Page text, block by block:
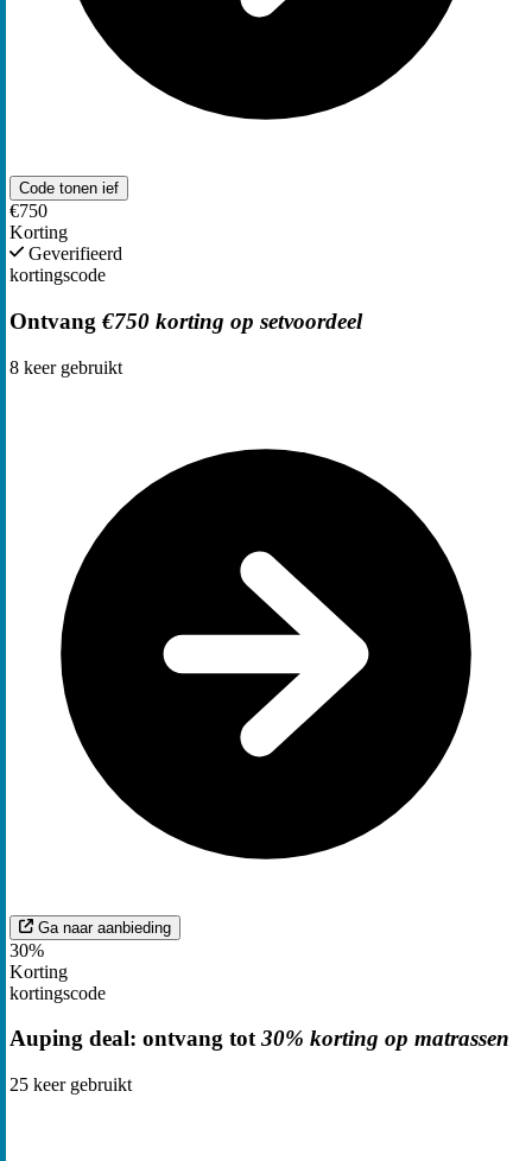
Code tonen ief
€750
Korting
Geverifieerd
kortingscode
Ontvang €750 korting op setvoordeel
8 keer gebruikt
Ga naar aanbieding
30%
Korting
kortingscode
Auping deal: ontvang tot30% korting op matrassen
25 keer gebruikt